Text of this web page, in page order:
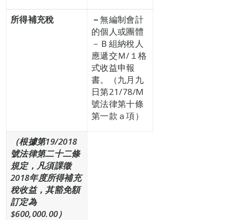
所得補充稅 －無編制會計
的個人或團體
－Ｂ組納稅人
應遞交Ｍ/１格
式收益申報
書。（九月九
日第21/78/M
號法律第十條
第一款ａ項）
（根據第19/2018
號法律第二十二條
規定， 凡須課徵
2018年度所得補充
稅收益，其豁免額
訂定為
$600,000.00）